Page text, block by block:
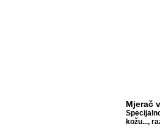
Mjerač
kožu...,